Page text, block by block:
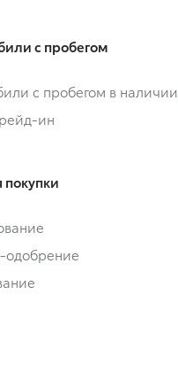
с пробегом
с пробегом в наличии
ин
покупки